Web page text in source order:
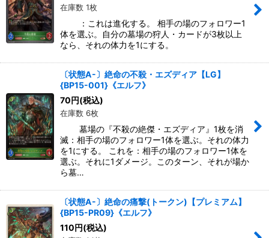
在庫数 1枚
：これは進化する。 相手の場のフォロワー1
体を選ぶ。自分の墓場の狩人・カードが3枚以上
なら、それの体力を1にする。
〔状態A-〕絶命の不殺・エズディア【LG】
{BP15-001}《エルフ》
70円(税込)
在庫数 6枚
墓場の『不殺の絶傑・エズディア』1枚を消
滅：相手の場のフォロワー1体を選ぶ。それの体力
を1にする。 これを：相手の場のフォロワー1体を
選ぶ。それに1ダメージ。このターン、それが場か
ら墓…
〔状態A-〕絶命の痛撃(トークン)【プレミアム】
{BP15-PR09}《エルフ》
110円(税込)